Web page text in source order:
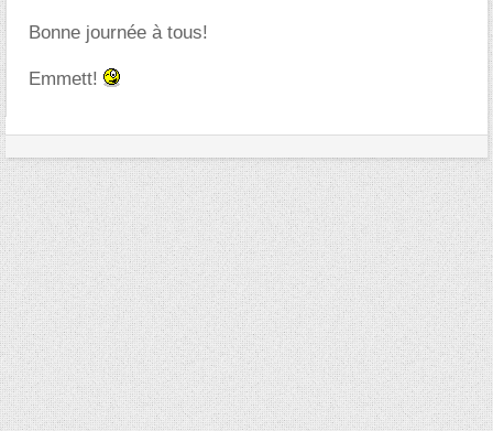
Bonne journée à tous!
Emmett!